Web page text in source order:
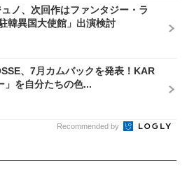
ノ、次回作はファンタジー・ラ
韓異国大使館」出演検討
、7月カムバックを発表！KAR
」を自分たちの色...
Recommended by